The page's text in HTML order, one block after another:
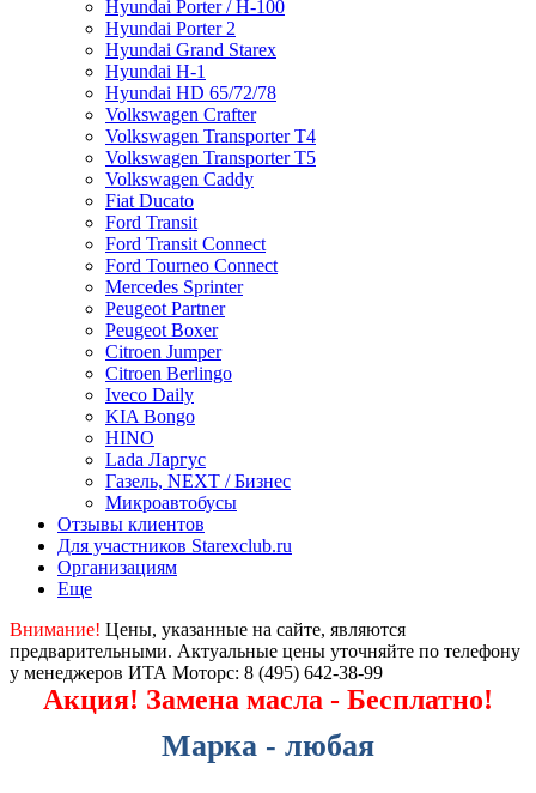
Hyundai Porter / H-100
Hyundai Porter 2
Hyundai Grand Starex
Hyundai H-1
Hyundai HD 65/72/78
Volkswagen Crafter
Volkswagen Transporter T4
Volkswagen Transporter T5
Volkswagen Caddy
Fiat Ducato
Ford Transit
Ford Transit Connect
Ford Tourneo Connect
Mercedes Sprinter
Peugeot Partner
Peugeot Boxer
Citroen Jumper
Citroen Berlingo
Iveco Daily
KIA Bongo
HINO
Lada Ларгус
Газель, NEXT / Бизнес
Микроавтобусы
Отзывы клиентов
Для участников Starexclub.ru
Организациям
Еще
Внимание! Цены, указанные на сайте, являются
предварительными. Актуальные цены уточняйте по телефону
у менеджеров ИТА Моторс: 8 (495) 642-38-99
Акция! Замена масла - Бесплатно!
Марка - любая